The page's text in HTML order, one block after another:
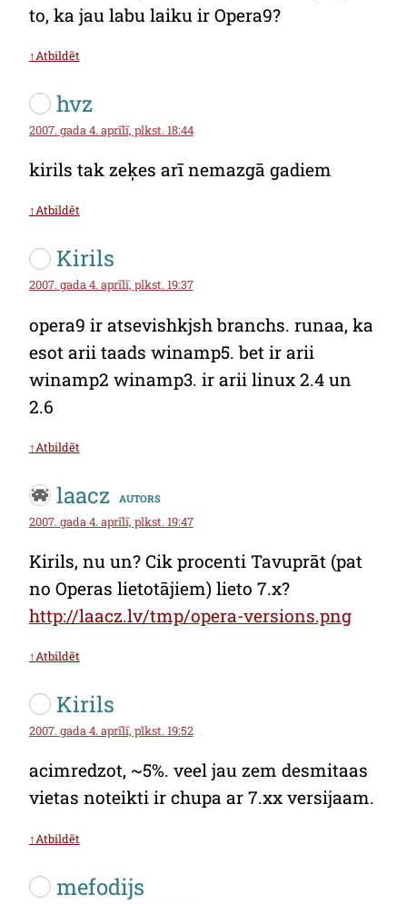
to, ka jau labu laiku ir Opera9?
↑Atbildēt
hvz
2007. gada 4. aprīlī, plkst. 18:44
kirils tak zeķes arī nemazgā gadiem
↑Atbildēt
Kirils
2007. gada 4. aprīlī, plkst. 19:37
opera9 ir atsevishkjsh branchs. runaa, ka
esot arii taads winamp5. bet ir arii
winamp2 winamp3. ir arii linux 2.4 un
2.6
↑Atbildēt
laacz autors
2007. gada 4. aprīlī, plkst. 19:47
Kirils, nu un? Cik procenti Tavuprāt (pat
no Operas lietotājiem) lieto 7.x?
http://laacz.lv/tmp/opera-versions.png
↑Atbildēt
Kirils
2007. gada 4. aprīlī, plkst. 19:52
acimredzot, ~5%. veel jau zem desmitaas
vietas noteikti ir chupa ar 7.xx versijaam.
↑Atbildēt
mefodijs